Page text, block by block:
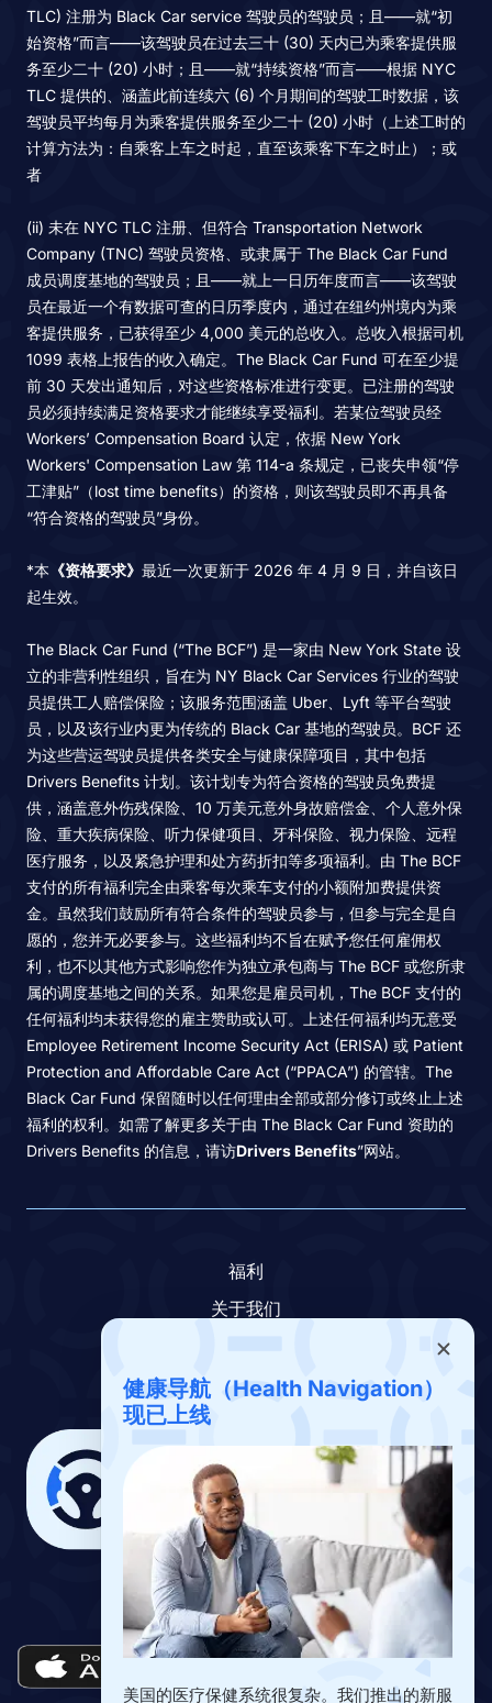
TLC) 注册为 Black Car service 驾驶员的驾驶员；且——就“初
始资格”而言——该驾驶员在过去三十 (30) 天内已为乘客提供服
务至少二十 (20) 小时；且——就“持续资格”而言——根据 NYC
TLC 提供的、涵盖此前连续六 (6) 个月期间的驾驶工时数据，该
驾驶员平均每月为乘客提供服务至少二十 (20) 小时（上述工时的
计算方法为：自乘客上车之时起，直至该乘客下车之时止）；或
者
(ii) 未在 NYC TLC 注册、但符合 Transportation Network
Company (TNC) 驾驶员资格、或隶属于 The Black Car Fund
成员调度基地的驾驶员；且——就上一日历年度而言——该驾驶
员在最近一个有数据可查的日历季度内，通过在纽约州境内为乘
客提供服务，已获得至少 4,000 美元的总收入。总收入根据司机
1099 表格上报告的收入确定。The Black Car Fund 可在至少提
前 30 天发出通知后，对这些资格标准进行变更。已注册的驾驶
员必须持续满足资格要求才能继续享受福利。若某位驾驶员经
Workers’ Compensation Board 认定，依据 New York
Workers' Compensation Law 第 114-a 条规定，已丧失申领“停
工津贴”（lost time benefits）的资格，则该驾驶员即不再具备
“符合资格的驾驶员”身份。
*本 《资格要求》 最近一次更新于 2026 年 4 月 9 日，并自该日
起生效。
The Black Car Fund (“The BCF”) 是一家由 New York State 设
立的非营利性组织，旨在为 NY Black Car Services 行业的驾驶
员提供工人赔偿保险；该服务范围涵盖 Uber、Lyft 等平台驾驶
员，以及该行业内更为传统的 Black Car 基地的驾驶员。BCF 还
为这些营运驾驶员提供各类安全与健康保障项目，其中包括
Drivers Benefits 计划。该计划专为符合资格的驾驶员免费提
供，涵盖意外伤残保险、10 万美元意外身故赔偿金、个人意外保
险、重大疾病保险、听力保健项目、牙科保险、视力保险、远程
医疗服务，以及紧急护理和处方药折扣等多项福利。由 The BCF
支付的所有福利完全由乘客每次乘车支付的小额附加费提供资
金。虽然我们鼓励所有符合条件的驾驶员参与，但参与完全是自
愿的，您并无必要参与。这些福利均不旨在赋予您任何雇佣权
利，也不以其他方式影响您作为独立承包商与 The BCF 或您所隶
属的调度基地之间的关系。如果您是雇员司机，The BCF 支付的
任何福利均未获得您的雇主赞助或认可。上述任何福利均无意受
Employee Retirement Income Security Act (ERISA) 或 Patient
Protection and Affordable Care Act (“PPACA”) 的管辖。The
Black Car Fund 保留随时以任何理由全部或部分修订或终止上述
福利的权利。如需了解更多关于由 The Black Car Fund 资助的
Drivers Benefits 的信息，请访Drivers Benefits”网站。
福利
关于我们
下载应用
下载 Drivers Benefits App
健康导航（Health Navigation）
现已上线
美国的医疗保健系统很复杂。我们推出的新服